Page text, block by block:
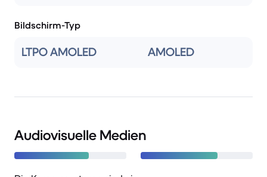
Bildschirm-Typ
LTPO AMOLED AMOLED
Audiovisuelle Medien